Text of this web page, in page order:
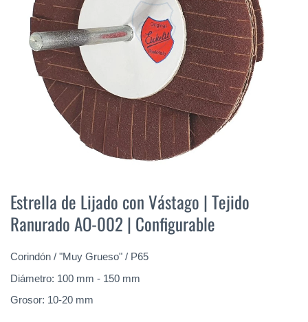
comienzo
de
la
de
imágenes
Estrella de Lijado con Vástago | Tejido
Ranurado AO-002 | Configurable
Corindón / "Muy Grueso" / P65
Diámetro: 100 mm - 150 mm
Grosor: 10-20 mm